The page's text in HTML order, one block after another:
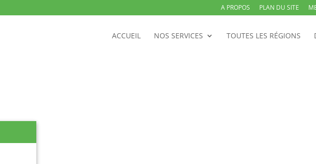
A PROPOS PLAN DU SITE
ACCUEIL NOS SERVICES TOUTES LES RÉGIONS